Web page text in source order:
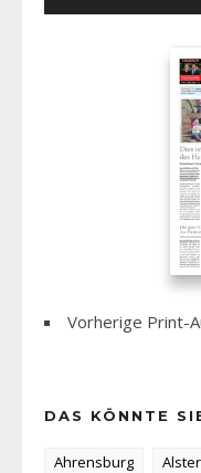
Vorherige Print-
DAS KÖNNTE
Ahrensburg